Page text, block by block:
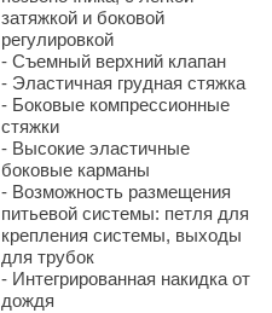
затяжкой и боковой
регулировкой
- Съемный верхний клапан
- Эластичная грудная стяжка
- Боковые компрессионные
стяжки
- Высокие эластичные
боковые карманы
- Возможность размещения
питьевой системы: петля для
крепления системы, выходы
для трубок
- Интегрированная накидка от
дождя